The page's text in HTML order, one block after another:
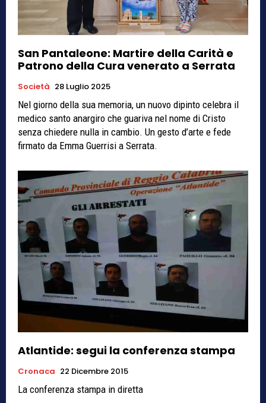
San Pantaleone: Martire della Carità e
Patrono della Cura venerato a Serrata
Società 28 Luglio 2025
Nel giorno della sua memoria, un nuovo dipinto celebra il
medico santo anargiro che guariva nel nome di Cristo
senza chiedere nulla in cambio. Un gesto d’arte e fede
firmato da Emma Guerrisi a Serrata.
Atlantide: segui la conferenza stampa
Cronaca 22 Dicembre 2015
La conferenza stampa in diretta